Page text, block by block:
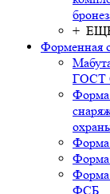
+
Форменная
ГОСТ
ФСБ